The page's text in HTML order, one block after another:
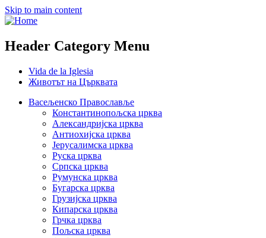
Skip to main content
Header Category Menu
Vida de la Iglesia
Животът на Църквата
Васељенско Православље
Константинопољска црква
Александријска црква
Антиохијска црква
Јерусалимска црква
Руска црква
Српска црква
Румунска црква
Бугарска црква
Грузијска црква
Кипарска црква
Грчка црква
Пољска црква